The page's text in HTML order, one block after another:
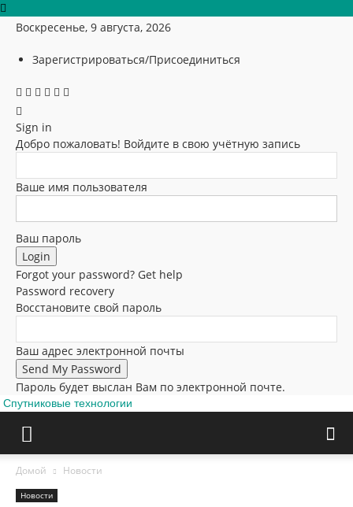
Воскресенье, 9 августа, 2026
Зарегистрироваться/Присоединиться
Sign in
Добро пожаловать! Войдите в свою учётную запись
Ваше имя пользователя
Ваш пароль
Forgot your password? Get help
Password recovery
Восстановите свой пароль
Ваш адрес электронной почты
Пароль будет выслан Вам по электронной почте.
Спутниковые технологии
Домой Новости
Новости